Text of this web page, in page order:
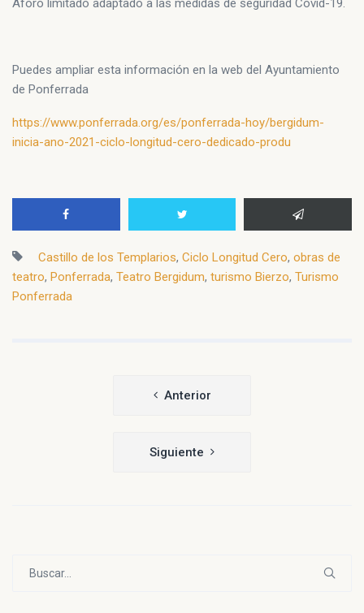
Aforo limitado adaptado a las medidas de seguridad Covid-19.
Puedes ampliar esta información en la web del Ayuntamiento
de Ponferrada
https://www.ponferrada.org/es/ponferrada-hoy/bergidum-
inicia-ano-2021-ciclo-longitud-cero-dedicado-produ
Castillo de los Templarios, Ciclo Longitud Cero, obras de
teatro, Ponferrada, Teatro Bergidum, turismo Bierzo, Turismo
Ponferrada
Anterior
Siguiente